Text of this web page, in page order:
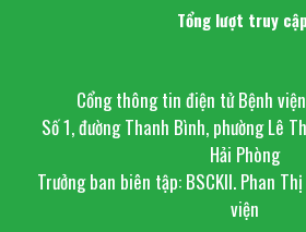
Tổng lượt truy
Cổng thông tin điện tử Bệnh
Số 1, đường Thanh Bình, phường Lê
Hải Phòng
Trưởng ban biên tập: BSCKII. Phan
viện